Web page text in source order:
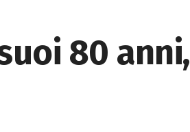
80 anni,